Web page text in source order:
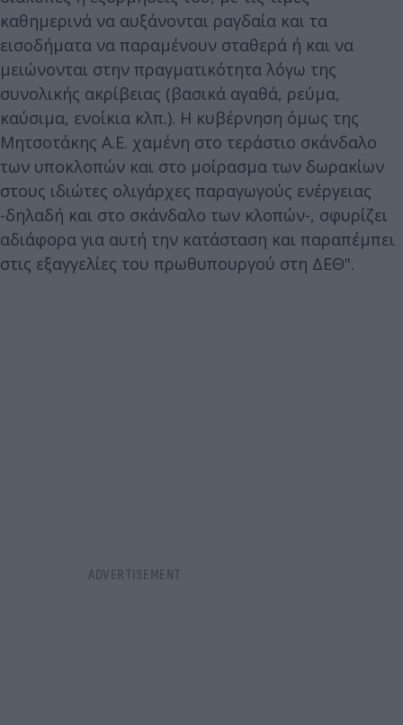
καθημερινά να αυξάνονται ραγδαία και τα
εισοδήματα να παραμένουν σταθερά ή και να
μειώνονται στην πραγματικότητα λόγω της
συνολικής ακρίβειας (βασικά αγαθά, ρεύμα,
καύσιμα, ενοίκια κλπ.). Η κυβέρνηση όμως της
Μητσοτάκης Α.Ε. χαμένη στο τεράστιο σκάνδαλο
των υποκλοπών και στο μοίρασμα των δωρακίων
στους ιδιώτες ολιγάρχες παραγωγούς ενέργειας
-δηλαδή και στο σκάνδαλο των κλοπών-, σφυρίζει
αδιάφορα για αυτή την κατάσταση και παραπέμπει
στις εξαγγελίες του πρωθυπουργού στη ΔΕΘ".